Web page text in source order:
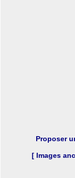
Proposer
[ Images